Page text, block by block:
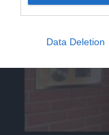
Data Deletion